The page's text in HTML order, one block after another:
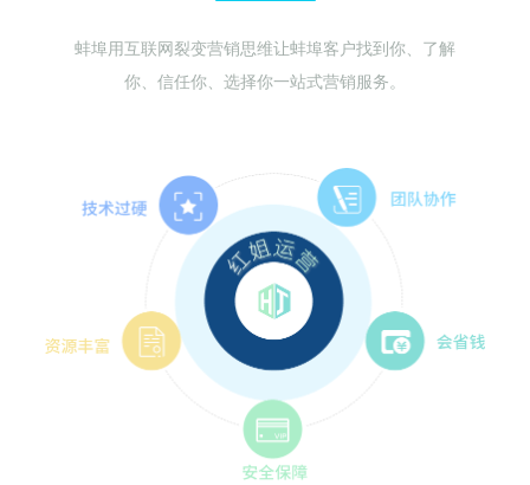
蚌埠用互联网裂变营销思维让蚌埠客户找到你、了解
你、信任你、选择你一站式营销服务。